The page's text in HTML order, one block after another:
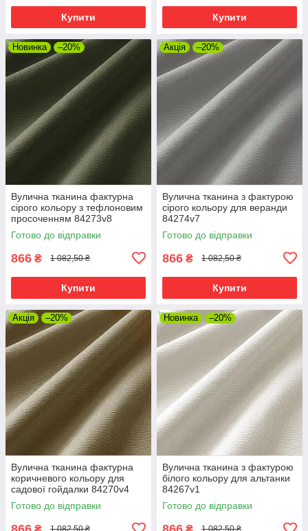
Купити Купити
Новинка –20%
Вулична тканина фактурна
сірого кольору з тефлоновим
просоченням 84273v8
Готово до відправки
866 ₴ 1 082,50 ₴
Купити
Акція –20%
Вулична тканина з фактурою
сірого кольору для веранди
84274v7
Готово до відправки
866 ₴ 1 082,50 ₴
Купити
Акція –20%
Вулична тканина фактурна
коричневого кольору для
садової гойдалки 84270v4
Готово до відправки
Новинка –20%
Вулична тканина з фактурою
білого кольору для альтанки
84267v1
Готово до відправки